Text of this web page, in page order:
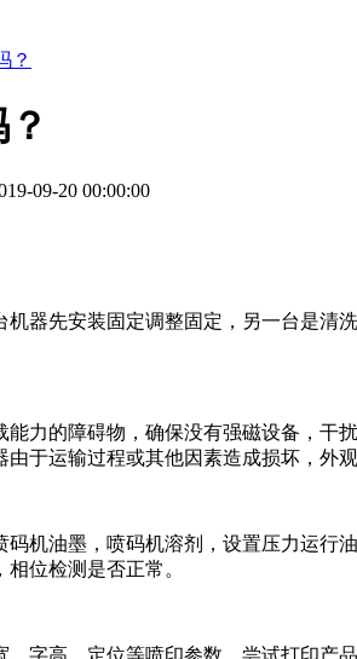
？
09-20 00:00:00
器先安装固定调整固定，另一台是
力的障碍物，确保没有强磁设备，
于运输过程或其他因素造成损坏，外
机油墨，喷码机溶剂，设置压力运
位检测是否正常。